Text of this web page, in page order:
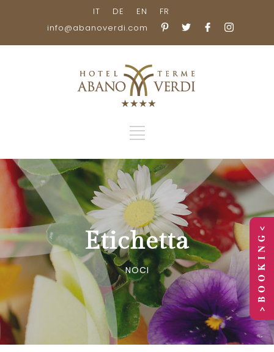
IT DE EN
FR
info@abanoverdi.com
Etichetta
NOCI > B O O K I N G <